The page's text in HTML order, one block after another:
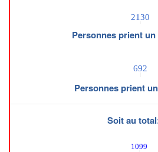
Personnes prient
Personnes prient
Soit au